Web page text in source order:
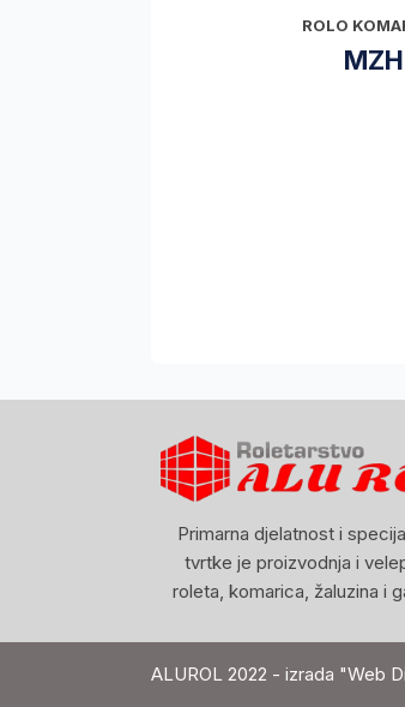
ROLO
MZH
Primarna djelatnost i
tvrtke je proizvodnja i
roleta, komarica, žaluzina i
ALUROL 2022 - izrada "Web